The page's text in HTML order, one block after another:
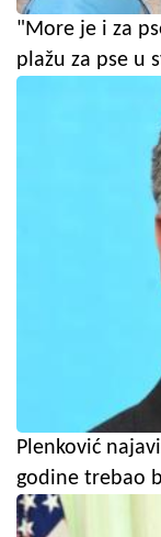
"More je i za
plažu za pse u
Plenković
godine trebao